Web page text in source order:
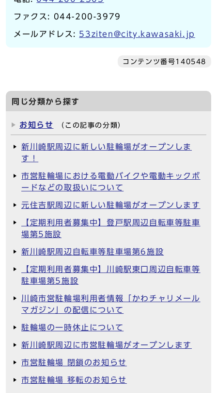
ファクス: 044-200-3979
メールアドレス: 53ziten@city.kawasaki.jp
コンテンツ番号140548
同じ分類から探す
お知らせ （この記事の分類）
新川崎駅周辺に新しい駐輪場がオープンしま
す！
市営駐輪場における電動バイクや電動キックボ
ードなどの取扱いについて
元住吉駅周辺に新しい駐輪場がオープンします
【定期利用者募集中】登戸駅周辺自転車等駐車
場第5施設
新川崎駅周辺自転車等駐車場第6施設
【定期利用者募集中】川崎駅東口周辺自転車等
駐車場第5施設
川崎市営駐輪場利用者情報「かわチャリメール
マガジン」の配信について
駐輪場の一時休止について
新川崎駅周辺に市営駐輪場がオープンします
市営駐輪場 閉鎖のお知らせ
市営駐輪場 移転のお知らせ